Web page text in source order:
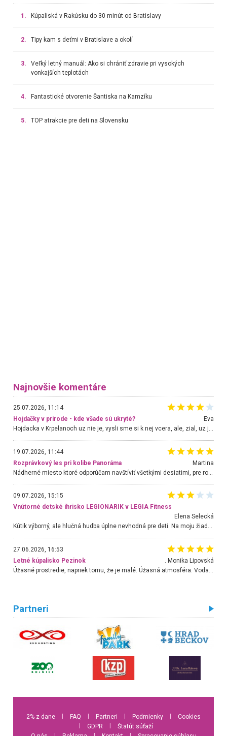
1. Kúpaliská v Rakúsku do 30 minút od Bratislavy
2. Tipy kam s deťmi v Bratislave a okolí
3.
Veľký letný manuál: Ako si chrániť zdravie pri vysokých
vonkajších teplotách
4. Fantastické otvorenie Šantiska na Kamzíku
5. TOP atrakcie pre deti na Slovensku
Najnovšie komentáre
25.07.2026, 11:14
Hojdačky v prírode - kde všade sú ukryté?
Eva
Hojdacka v Krpelanoch uz nie je, vysli sme si k nej vcera, ale, zial, uz je znicena. Ak sem planujete cestu len kvoli hojdacke, mozete si ju usetrit. Krasny vyhlad je tu vsak aj bez hojdacky :-)
19.07.2026, 11:44
Rozprávkový les pri kolibe Panoráma
Martina
Nádherné miesto ktoré odporúčam navštíviť všetkými desiatimi, pre rodiny s deťmi, dôchodcom... Proste a jednoducho ozaj rozprávkový les.. určite ešte prídeme. Odniesli sme si na pamiatku krásne tričká,
09.07.2026, 15:15
Vnútorné detské ihrisko LEGIONARIK v LEGIA Fitness
Elena Selecká
Kútik výborný, ale hlučná hudba úplne nevhodná pre deti. Na moju žiadosť o aspoň sušenie nereagovali.
27.06.2026, 16:53
Letné kúpalisko Pezinok
. Monika Lipovská
Úžasné prostredie, napriek tomu, že je malé. Úžasná atmosféra. Voda fantastická a nádherná. Ľudí je pomerne veľa, ale su mili a ohľaduplní. Je veľmi zaujímavé sledovať, ako dokážu spolu športovať cudzí ľudia a bez ohľadu na vek. Vládne tu pohoda. Vnuka neviem dostať z vody. Ďakujem za krásny deň . Urcite sa sem vrátim. Jediný problém je s parkovaním, ale aj ten sa mi podarilo vyriešiť. Monika Bratislava
Partneri
2% z dane FAQ Partneri Podmienky
Cookies
GDPR
Štatút súťaží